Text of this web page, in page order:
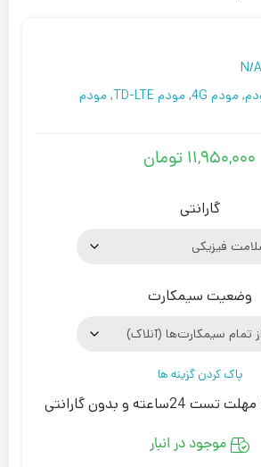
N/A
, مودم 4G , مودم TD-LTE , مودم
۱۱,۹۵۰,۰۰۰ تومان
گارانتی
وضعیت سیمکارت
پاک کردن گزینه ها
و بدون گارانتی
موجود در انبار